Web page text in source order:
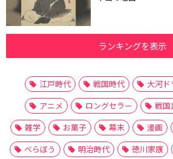
ランキングを表示
江戸時代 戦国時代 大河ド
アニメ
ロングセラー 戦国
雑学
お菓子 幕末 漫画
べらぼう
明治時代 徳川家康